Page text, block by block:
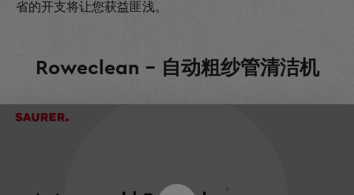
省的开支将让您获益匪浅。
Roweclean - 自动粗纱管清洁机